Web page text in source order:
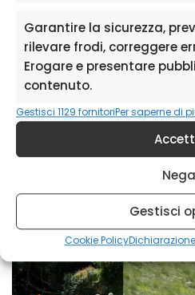
Garantire la sicurezza,
rilevare frodi, correggere
Erogare e presentare
contenuto.
Gestisci 1129 fornitoriPer saperne di
Nega
Gestisci
Cookie Policy
Il sentiero da Foce al Monte
Il lago di Pilato
Le gole dell’Infernaccio
Grande Anello dei Sibillini
Le cime del Redentore